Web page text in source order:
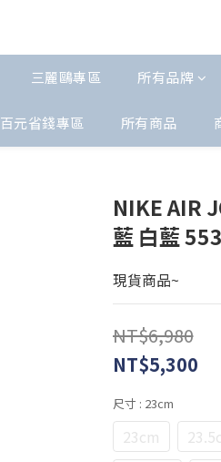
三麗鷗專區 所有品牌
百元省錢專區 所有商品
NIKE AIR
藍 白藍
現貨商品~
NT$6,980
NT$5,300
尺寸 : 23cm
23cm